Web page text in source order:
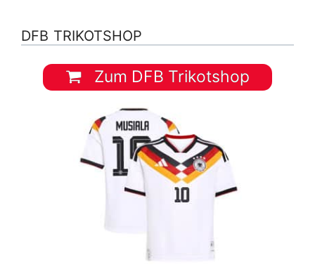
DFB TRIKOTSHOP
Zum DFB Trikotshop